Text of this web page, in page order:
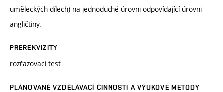
uměleckých dílech) na jednoduché úrovni odpovídající úrovni
angličtiny.
PREREKVIZITY
rozřazovací test
PLÁNOVANÉ VZDĚLÁVACÍ ČINNOSTI A VÝUKOVÉ METODY